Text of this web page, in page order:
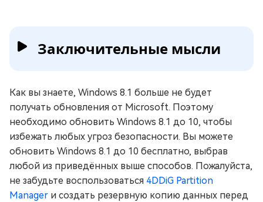
Заключительные мысли
Как вы знаете, Windows 8.1 больше не будет
получать обновления от Microsoft. Поэтому
необходимо обновить Windows 8.1 до 10, чтобы
избежать любых угроз безопасности. Вы можете
обновить Windows 8.1 до 10 бесплатно, выбрав
любой из приведённых выше способов. Пожалуйста,
не забудьте воспользоваться 4DDiG Partition
Manager и создать резервную копию данных перед